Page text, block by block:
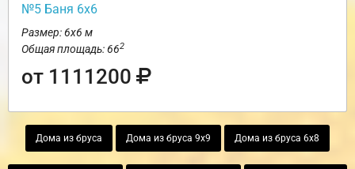
№5 Баня 6х6
Размер: 6х6 м
Общая площадь: 662
от 1111200
Дома из бруса Дома из бруса 9х9 Дома из бруса 6х8